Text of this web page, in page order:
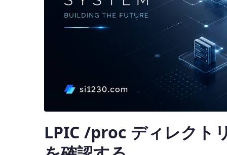
LPIC /proc ディレクト